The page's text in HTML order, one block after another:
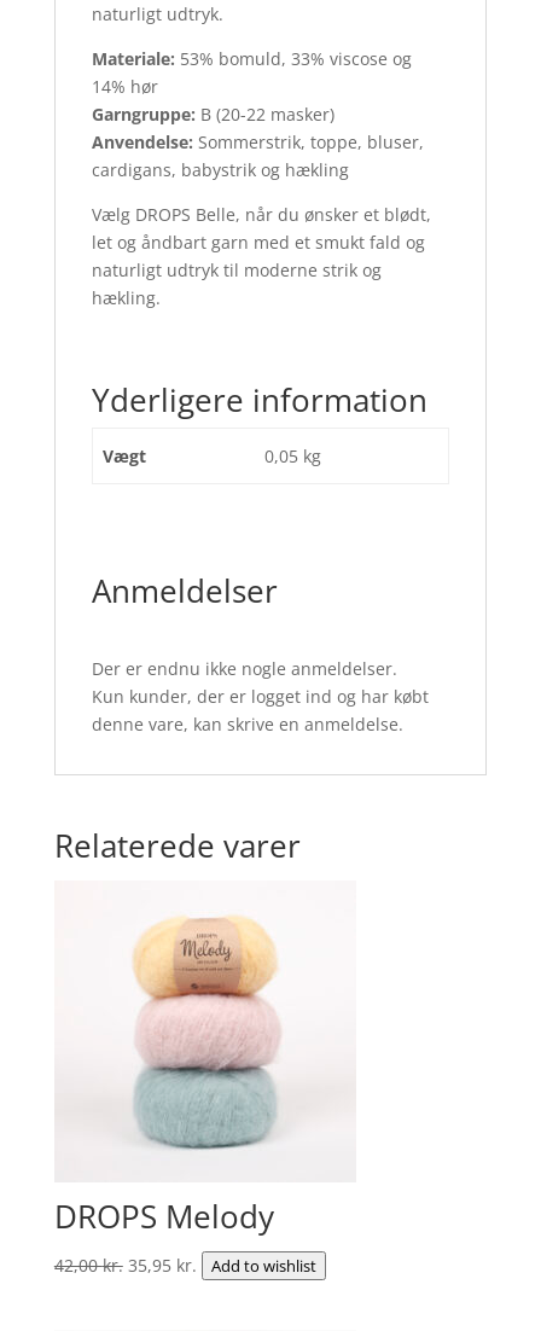
naturligt udtryk.
Materiale: 53% bomuld, 33% viscose og
14% hør
Garngruppe: B (20-22 masker)
Anvendelse: Sommerstrik, toppe, bluser,
cardigans, babystrik og hækling
Vælg DROPS Belle, når du ønsker et blødt,
let og åndbart garn med et smukt fald og
naturligt udtryk til moderne strik og
hækling.
Yderligere information
Vægt 0,05 kg
Anmeldelser
Der er endnu ikke nogle anmeldelser.
Kun kunder, der er logget ind og har købt
denne vare, kan skrive en anmeldelse.
Relaterede varer
DROPS Melody
42,00kr. Den
35,95 kr.DenAdd to wishlist